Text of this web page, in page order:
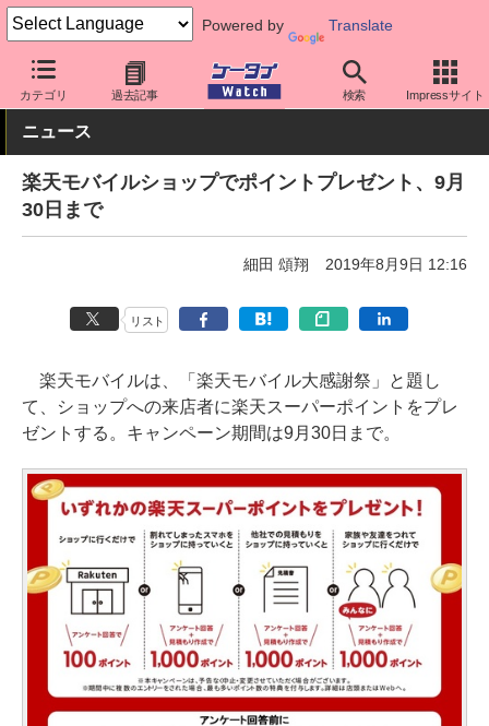
Powered by Translate
カテゴリ 過去記事 検索 Impressサイト
ケータイ Watch 格安スマホ/格安SIM 格安SIM/MVNO 楽天モ
ニュース
楽天モバイルショップでポイントプレゼント、9月
30日まで
細田 頌翔 2019年8月9日 12:16
リスト
楽天モバイルは、「楽天モバイル大感謝祭」と題し
て、ショップへの来店者に楽天スーパーポイントをプレ
ゼントする。キャンペーン期間は9月30日まで。